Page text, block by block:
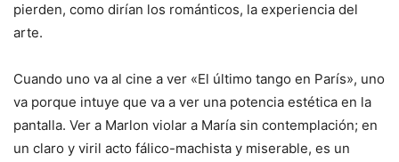
pierden, como dirían los románticos, la experiencia del
arte.
Cuando uno va al cine a ver «El último tango en París», uno
va porque intuye que va a ver una potencia estética en la
pantalla. Ver a Marlon violar a María sin contemplación; en
un claro y viril acto fálico-machista y miserable, es un